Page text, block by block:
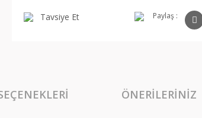
Tavsiye Et Paylaş :
ÖNERILERINIZ